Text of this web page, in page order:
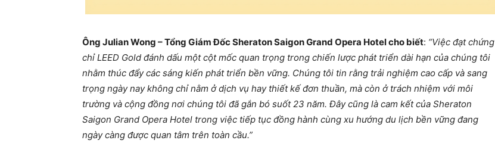
Ông Julian Wong – Tổng Giám Đốc Sheraton Saigon Grand Opera Hotel cho biết: “Việc đạt chứng
chỉ LEED Gold đánh dấu một cột mốc quan trọng trong chiến lược phát triển dài hạn của chúng tôi
nhằm thúc đẩy các sáng kiến phát triển bền vững. Chúng tôi tin rằng trải nghiệm cao cấp và sang
trọng ngày nay không chỉ nằm ở dịch vụ hay thiết kế đơn thuần, mà còn ở trách nhiệm với môi
trường và cộng đồng nơi chúng tôi đã gắn bó suốt 23 năm. Đây cũng là cam kết của Sheraton
Saigon Grand Opera Hotel trong việc tiếp tục đồng hành cùng xu hướng du lịch bền vững đang
ngày càng được quan tâm trên toàn cầu.”